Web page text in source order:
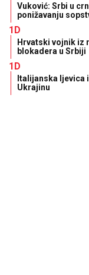
Vuković: Srbi u
ponižavanju
1D
Hrvatski vojnik iz
blokadera u Srbiji
1D
Italijanska ljevica
Ukrajinu